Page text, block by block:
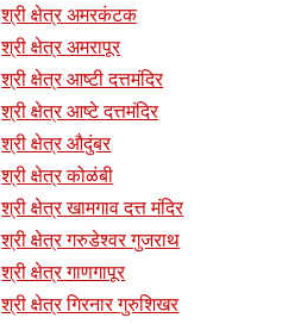
श्री क्षेत्र अमरकंटक
श्री क्षेत्र अमरापूर
श्री क्षेत्र आष्टी दत्तमंदिर
श्री क्षेत्र आष्टे दत्तमंदिर
श्री क्षेत्र औदुंबर
श्री क्षेत्र कोळंबी
श्री क्षेत्र खामगाव दत्त मंदिर
श्री क्षेत्र गरुडेश्वर गुजराथ
श्री क्षेत्र गाणगापूर
श्री क्षेत्र गिरनार गुरुशिखर